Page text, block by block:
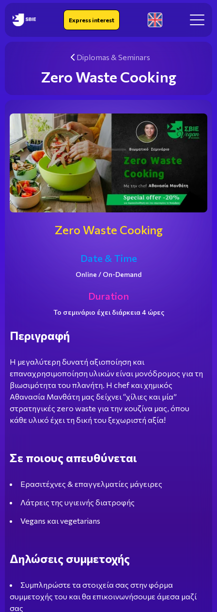
IEK SBIE Express interest
En
Diplomas & Seminars
Zero Waste Cooking
Zero Waste Cooking
Date & Time
Online / On-Demand
Duration
Το σεμινάριο έχει διάρκεια 4 ώρες
Περιγραφή
Η μεγαλύτερη δυνατή αξιοποίηση και
επαναχρησιμοποίηση υλικών είναι μονόδρομος για τη
βιωσιμότητα του πλανήτη. Η chef και χημικός
Αθανασία Μανθάτη μας δείχνει “χίλιες και μία”
στρατηγικές zero waste για την κουζίνα μας, όπου
κάθε υλικό έχει τη δική του ξεχωριστή αξία!
Σε ποιους απευθύνεται
Ερασιτέχνες & επαγγελματίες μάγειρες
Λάτρεις της υγιεινής διατροφής
Vegans και vegetarians
Δηλώσεις συμμετοχής
Συμπληρώστε τα στοιχεία σας στην φόρμα
συμμετοχής του και θα επικοινωνήσουμε άμεσα μαζί
σας